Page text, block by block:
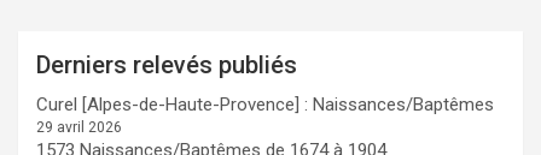
Derniers relevés publiés
Curel [Alpes-de-Haute-Provence] : Naissances/Baptêmes
29 avril 2026
1573 Naissances/Baptêmes de 1674 à 1904